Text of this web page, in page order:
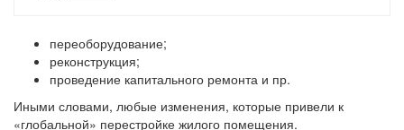
переоборудование;
реконструкция;
проведение капитального ремонта и пр.
Иными словами, любые изменения, которые привели к
«глобальной» перестройке жилого помещения.